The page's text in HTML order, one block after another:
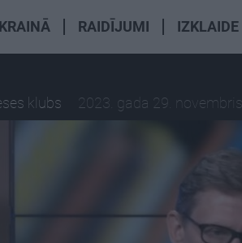
RAIDĪJUMI IZKLAIDE
klubs 2023. gada 29. novembris